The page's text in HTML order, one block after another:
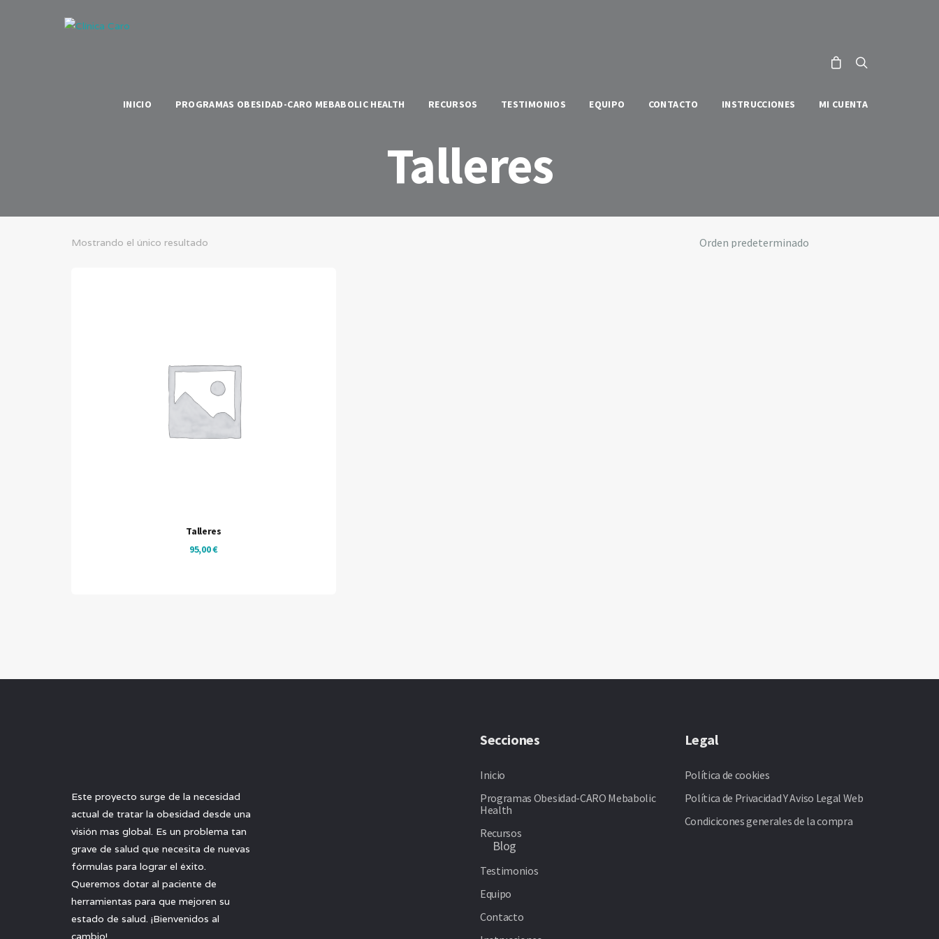
INICIO PROGRAMAS OBESIDAD-CARO MEBABOLIC HEALTH RECURSOS TESTIMONIOS EQUIPO CONTACTO INSTRUCCIONES MI CUENTA
Talleres
Mostrando el único resultado
Talleres
95,00€
Este proyecto surge de la necesidad
actual de tratar la obesidad desde una
visión mas global. Es un problema tan
grave de salud que necesita de nuevas
fórmulas para lograr el éxito.
Queremos dotar al paciente de
herramientas para que mejoren su
estado de salud. ¡Bienvenidos al
cambio!
Secciones
Inicio
Programas Obesidad-CARO Mebabolic
Health
Recursos
Blog
Testimonios
Equipo
Contacto
Legal
Política de cookies
Política de Privacidad Y Aviso Legal Web
Condicicones generales de la compra